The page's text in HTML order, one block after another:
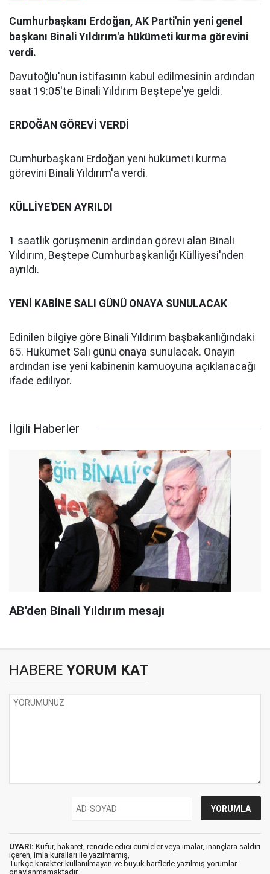
Cumhurbaşkanı Erdoğan, AK Parti'nin yeni genel
başkanı Binali Yıldırım'a hükümeti kurma görevini
verdi.
Davutoğlu'nun istifasının kabul edilmesinin ardından
saat 19:05'te Binali Yıldırım Beştepe'ye geldi.
ERDOĞAN GÖREVİ VERDİ
Cumhurbaşkanı Erdoğan yeni hükümeti kurma
görevini Binali Yıldırım'a verdi.
KÜLLİYE'DEN AYRILDI
1 saatlik görüşmenin ardından görevi alan Binali
Yıldırım, Beştepe Cumhurbaşkanlığı Külliyesi'nden
ayrıldı.
YENİ KABİNE SALI GÜNÜ ONAYA SUNULACAK
Edinilen bilgiye göre Binali Yıldırım başbakanlığındaki
65. Hükümet Salı günü onaya sunulacak. Onayın
ardından ise yeni kabinenin kamuoyuna açıklanacağı
ifade ediliyor.
İlgili Haberler
AB'den Binali Yıldırım mesajı
HABERE YORUM KAT
UYARI: Küfür, hakaret, rencide edici cümleler veya imalar, inançlara saldırı
içeren, imla kuralları ile yazılmamış,
Türkçe karakter kullanılmayan ve büyük harflerle yazılmış yorumlar
onaylanmamaktadır.